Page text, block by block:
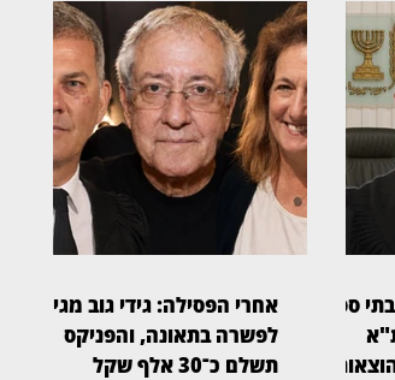
ספר
אחרי הפסילה: גידי גוב מגיע
לפשרה בתאונה, והפניקס
תשלם כ־30 אלף שקל